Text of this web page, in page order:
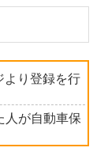
より登録を行
人が自動車保